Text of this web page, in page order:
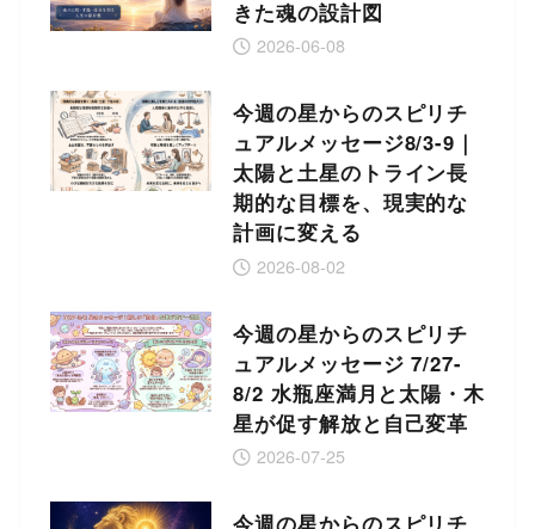
きた魂の設計図
2026-06-08
今週の星からのスピリチ
ュアルメッセージ8/3-9｜
太陽と土星のトライン長
期的な目標を、現実的な
計画に変える
2026-08-02
今週の星からのスピリチ
ュアルメッセージ 7/27-
8/2 水瓶座満月と太陽・木
星が促す解放と自己変革
2026-07-25